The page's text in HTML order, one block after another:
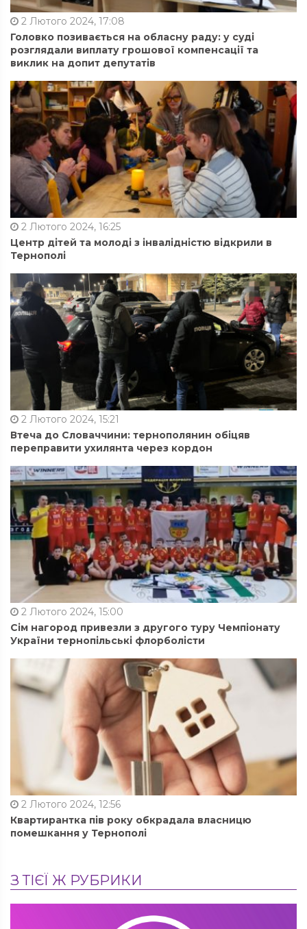
2 Лютого 2024, 17:08
Головко позивається на обласну раду: у суді
розглядали виплату грошової компенсації та
виклик на допит депутатів
2 Лютого 2024, 16:25
Центр дітей та молоді з інвалідністю відкрили в
Тернополі
2 Лютого 2024, 15:21
Втеча до Словаччини: тернополянин обіцяв
переправити ухилянта через кордон
2 Лютого 2024, 15:00
Сім нагород привезли з другого туру Чемпіонату
України тернопільські флорболісти
2 Лютого 2024, 12:56
Квартирантка пів року обкрадала власницю
помешкання у Тернополі
З ТІЄЇ Ж РУБРИКИ